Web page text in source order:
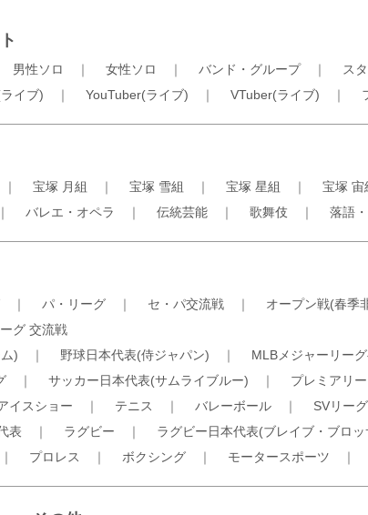
男性ソロ ｜ 女性ソロ ｜ バンド・グループ｜ ス
イブ) ｜ YouTuber(ライブ) ｜ VTuber(ライブ) ｜
宝塚 月組 ｜ 宝塚 雪組 ｜ 宝塚 星組 ｜ 宝塚 宙
バレエ・オペラ ｜ 伝統芸能 ｜ 歌舞伎 ｜ 落語
｜ パ・リーグ ｜ セ・パ交流戦 ｜ オープン戦(春季
グ 交流戦
) ｜ 野球日本代表(侍ジャパン) ｜ MLBメジャーリー
｜ サッカー日本代表(サムライブルー) ｜ プレミアリ
イスショー ｜ テニス ｜ バレーボール ｜ SVリー
表 ｜ ラグビー ｜ ラグビー日本代表(ブレイブ・ブロッ
プロレス ｜ ボクシング ｜ モータースポーツ ｜